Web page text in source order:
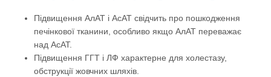
Підвищення АлАТ і АсАТ свідчить про пошкодження
печінкової тканини, особливо якщо АлАТ переважає
над АсАТ.
Підвищення ГГТ і ЛФ характерне для холестазу,
обструкції жовчних шляхів.